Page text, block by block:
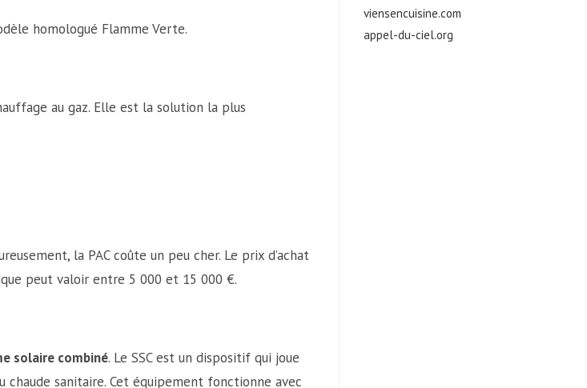
homologué Flamme Verte.
au gaz. Elle est la solution la plus
la PAC coûte un peu cher. Le prix d’achat
peut valoir entre 5 000 et 15 000 €.
solaire combiné. Le SSC est un dispositif qui joue
chaude sanitaire. Cet équipement fonctionne avec
viensencuisine.com
appel-du-ciel.org